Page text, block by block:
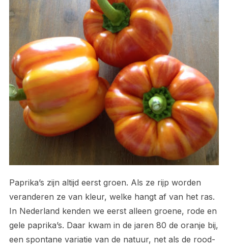
Paprika’s zijn altijd eerst groen. Als ze rijp worden
veranderen ze van kleur, welke hangt af van het ras.
In Nederland kenden we eerst alleen groene, rode en
gele paprika’s. Daar kwam in de jaren 80 de oranje bij,
een spontane variatie van de natuur, net als de rood-